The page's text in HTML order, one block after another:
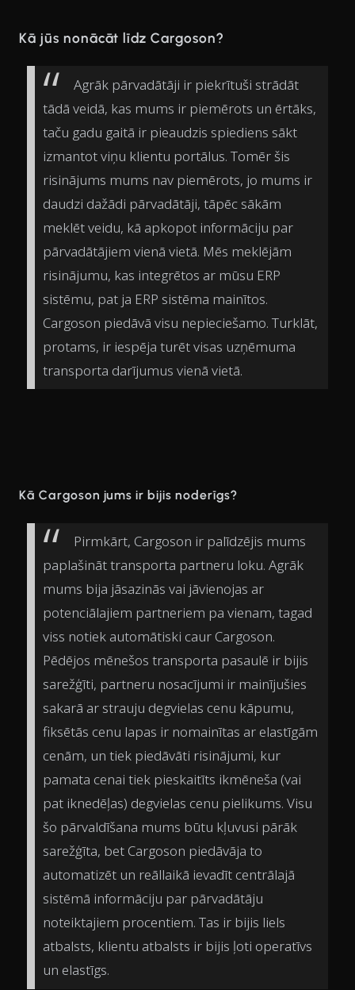
Kā jūs nonācāt līdz Cargoson?
Agrāk pārvadātāji ir piekrītuši strādāt
tādā veidā, kas mums ir piemērots un ērtāks,
taču gadu gaitā ir pieaudzis spiediens sākt
izmantot viņu klientu portālus. Tomēr šis
risinājums mums nav piemērots, jo mums ir
daudzi dažādi pārvadātāji, tāpēc sākām
meklēt veidu, kā apkopot informāciju par
pārvadātājiem vienā vietā. Mēs meklējām
risinājumu, kas integrētos ar mūsu ERP
sistēmu, pat ja ERP sistēma mainītos.
Cargoson piedāvā visu nepieciešamo. Turklāt,
protams, ir iespēja turēt visas uzņēmuma
transporta darījumus vienā vietā.
Kā Cargoson jums ir bijis noderīgs?
Pirmkārt, Cargoson ir palīdzējis mums
paplašināt transporta partneru loku. Agrāk
mums bija jāsazinās vai jāvienojas ar
potenciālajiem partneriem pa vienam, tagad
viss notiek automātiski caur Cargoson.
Pēdējos mēnešos transporta pasaulē ir bijis
sarežģīti, partneru nosacījumi ir mainījušies
sakarā ar strauju degvielas cenu kāpumu,
fiksētās cenu lapas ir nomainītas ar elastīgām
cenām, un tiek piedāvāti risinājumi, kur
pamata cenai tiek pieskaitīts ikmēneša (vai
pat iknedēļas) degvielas cenu pielikums. Visu
šo pārvaldīšana mums būtu kļuvusi pārāk
sarežģīta, bet Cargoson piedāvāja to
automatizēt un reāllaikā ievadīt centrālajā
sistēmā informāciju par pārvadātāju
noteiktajiem procentiem. Tas ir bijis liels
atbalsts, klientu atbalsts ir bijis ļoti operatīvs
un elastīgs.